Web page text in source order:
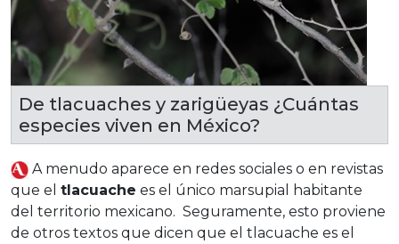
De tlacuaches y zarigüeyas ¿Cuántas
especies viven en México?
A menudo aparece en redes sociales o en revistas
que el tlacuache es el único marsupial habitante
del territorio mexicano. Seguramente, esto proviene
de otros textos que dicen que el tlacuache es el